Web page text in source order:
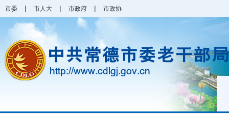
市委 | 市人大 | 市政府 | 市政协